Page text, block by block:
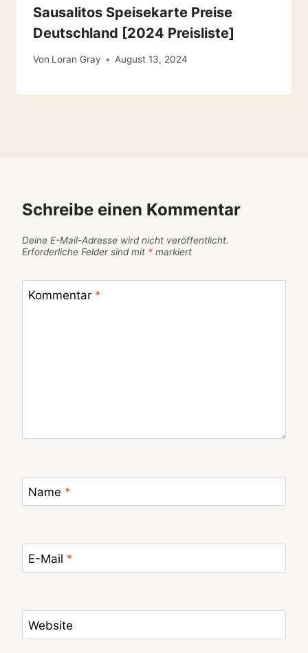
Sausalitos Speisekarte Preise
Deutschland [2024 Preisliste]
Von Loran Gray August 13, 2024
Schreibe einen Kommentar
Deine E-Mail-Adresse wird nicht veröffentlicht.
Erforderliche Felder sind mit * markiert
Kommentar *
Name *
E-Mail *
Website